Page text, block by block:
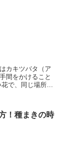
カキツバタ（ア
！種まきの時